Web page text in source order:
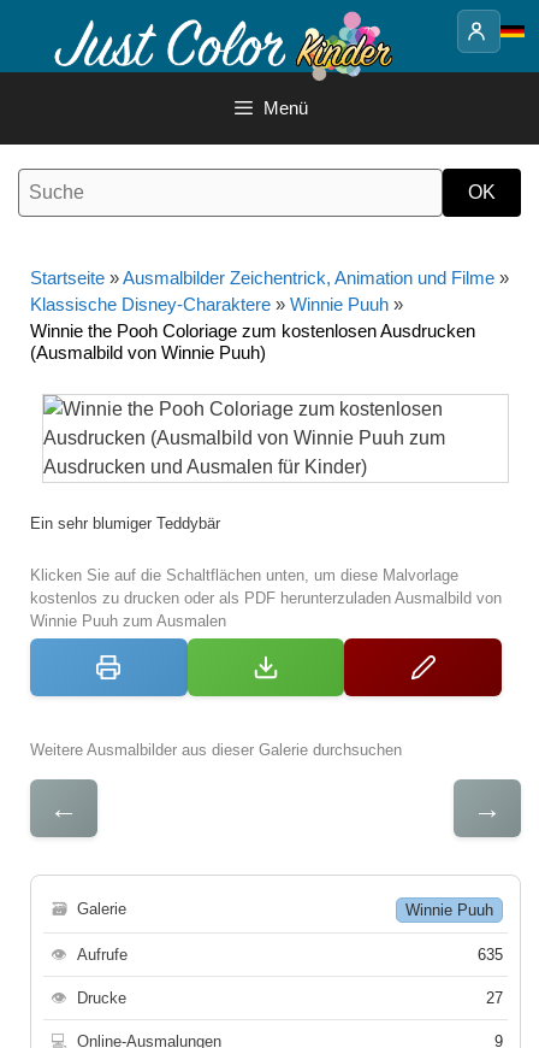
Inhalt
Menü
Startseite »Ausmalbilder Zeichentrick, Animation und Filme »
Klassische Disney-Charaktere » Winnie Puuh »
Winnie the Pooh Coloriage zum kostenlosen Ausdrucken
(Ausmalbild von Winnie Puuh)
Ein sehr blumiger Teddybär
Klicken Sie auf die Schaltflächen unten, um diese Malvorlage
kostenlos zu drucken oder als PDF herunterzuladen Ausmalbild von
Winnie Puuh zum Ausmalen
Weitere Ausmalbilder aus dieser Galerie durchsuchen
← →
🗃 Galerie Winnie Puuh
👁 Aufrufe 635
👁 Drucke 27
💻 Online-Ausmalungen 9